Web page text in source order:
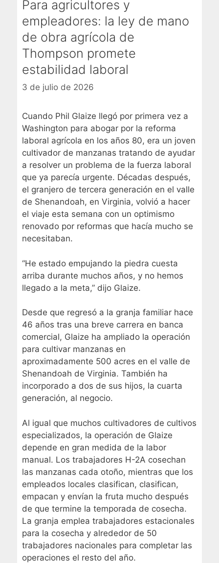
Para agricultores y
empleadores: la ley de mano
de obra agrícola de
Thompson promete
estabilidad laboral
3 de julio de 2026
Cuando Phil Glaize llegó por primera vez a
Washington para abogar por la reforma
laboral agrícola en los años 80, era un joven
cultivador de manzanas tratando de ayudar
a resolver un problema de la fuerza laboral
que ya parecía urgente. Décadas después,
el granjero de tercera generación en el valle
de Shenandoah, en Virginia, volvió a hacer
el viaje esta semana con un optimismo
renovado por reformas que hacía mucho se
necesitaban.
“He estado empujando la piedra cuesta
arriba durante muchos años, y no hemos
llegado a la meta,” dijo Glaize.
Desde que regresó a la granja familiar hace
46 años tras una breve carrera en banca
comercial, Glaize ha ampliado la operación
para cultivar manzanas en
aproximadamente 500 acres en el valle de
Shenandoah de Virginia. También ha
incorporado a dos de sus hijos, la cuarta
generación, al negocio.
Al igual que muchos cultivadores de cultivos
especializados, la operación de Glaize
depende en gran medida de la labor
manual. Los trabajadores H-2A cosechan
las manzanas cada otoño, mientras que los
empleados locales clasifican, clasifican,
empacan y envían la fruta mucho después
de que termine la temporada de cosecha.
La granja emplea trabajadores estacionales
para la cosecha y alrededor de 50
trabajadores nacionales para completar las
operaciones el resto del año.